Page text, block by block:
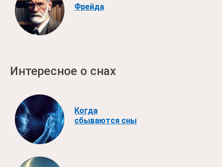
Фрейда
Интересное о снах
Когда
сбываются сны